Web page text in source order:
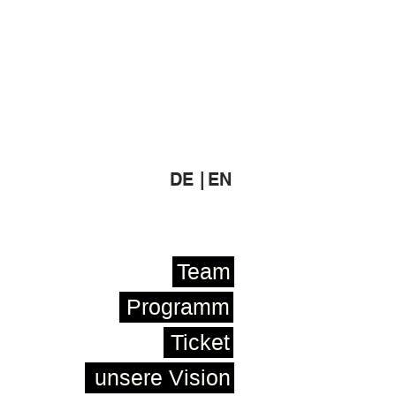
DE | EN
Team
Programm
Ticket
unsere Vision